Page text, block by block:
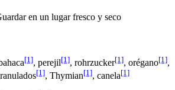
en un lugar fresco y seco
[1], perejil[1], rohrzucker[1], orégano[1],
[1], Thymian[1], canela[1]